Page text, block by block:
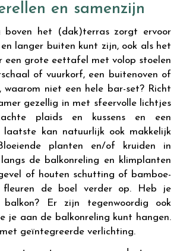
en samenzijn
boven het (dak)terras zorgt ervoor
langer buiten kunt zijn, ook als het
een grote eettafel met volop stoelen
of vuurkorf, een buitenoven of
waarom niet een hele bar-set? Richt
gezellig in met sfeervolle lichtjes
plaids en kussens en een
laatste kan natuurlijk ook makkelijk
planten en/of kruiden in
de balkonreling en klimplanten
of houten schutting of bamboe-
fleuren de boel verder op. Heb je
Er zijn tegenwoordig ook
je aan de balkonreling kunt hangen.
geïntegreerde verlichting.